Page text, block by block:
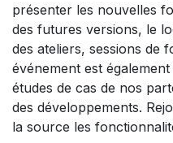
présenter les nouvelles
des futures versions, le
des ateliers, sessions de
événement est
études de cas de nos
des développements.
la source les